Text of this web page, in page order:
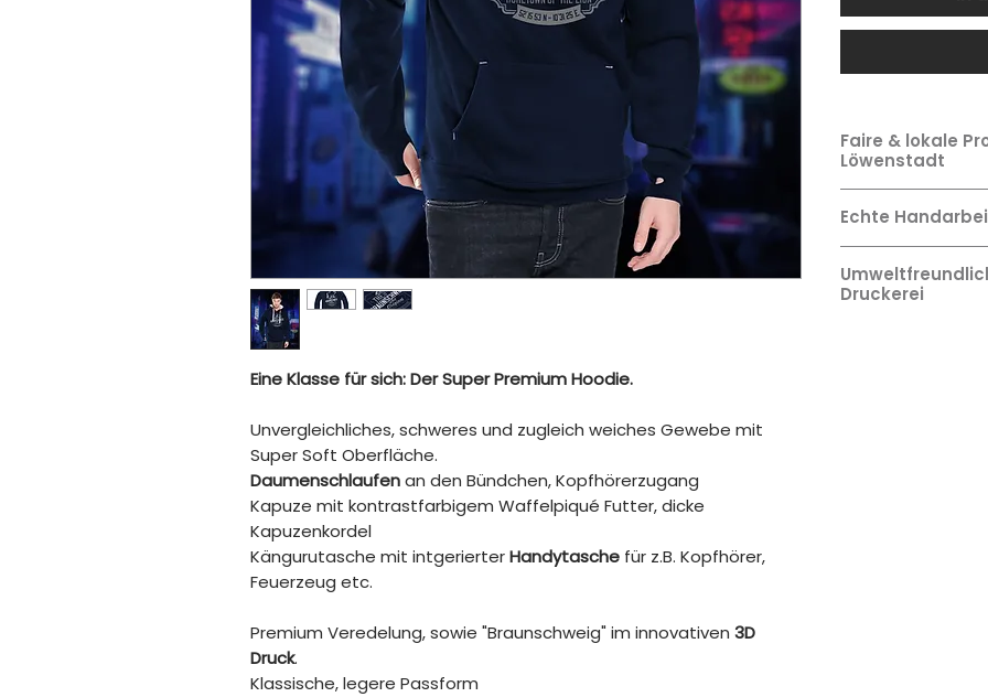
Eine Klasse für sich: Der Super Premium Hoodie.
Unvergleichliches, schweres und zugleich weiches Gewebe mit
Super Soft Oberfläche.
Daumenschlaufenan den Bündchen, Kopfhörerzugang
Kapuze mit kontrastfarbigem Waffelpiqué Futter, dicke
Kapuzenkordel
Kängurutasche mit intgerierterHandytasche für z.B. Kopfhörer,
Feuerzeug etc.
Premium Veredelung, sowie "Braunschweig" im innovativen 3D
Druck.
Klassische, legere Passform
Faire & lokale
Löwenstadt
werden exklusiv
Druckerei in
und veredelt.
Echte
sorgen für
Druckerei